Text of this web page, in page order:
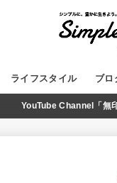
ライフスタイル
GADGET
MUJI
ブロ
ブロ
SNS
YouTube Channel「無